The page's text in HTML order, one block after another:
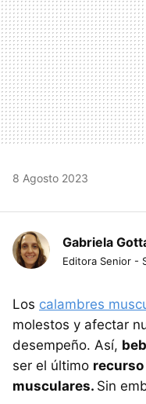
8 Agosto 2023
Gabriela
Editora Senior -
Los calambres
molestos y afectar
desempeño. Así,
ser el último
musculares. Sin